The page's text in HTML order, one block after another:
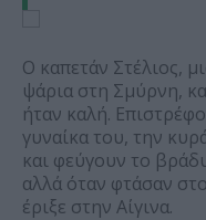
Ο καπετάν Στέλιος,
ψάρια στη Σμύρνη,
ήταν καλή.
γυναίκα του, την
και φεύγουν το
αλλά όταν φτάσαν
έριξε στην Αίγινα.